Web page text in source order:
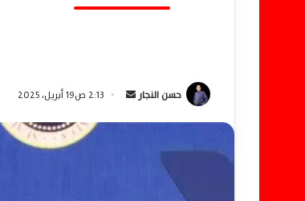
حسن النجار 2:13 ص19 أبريل، 2025